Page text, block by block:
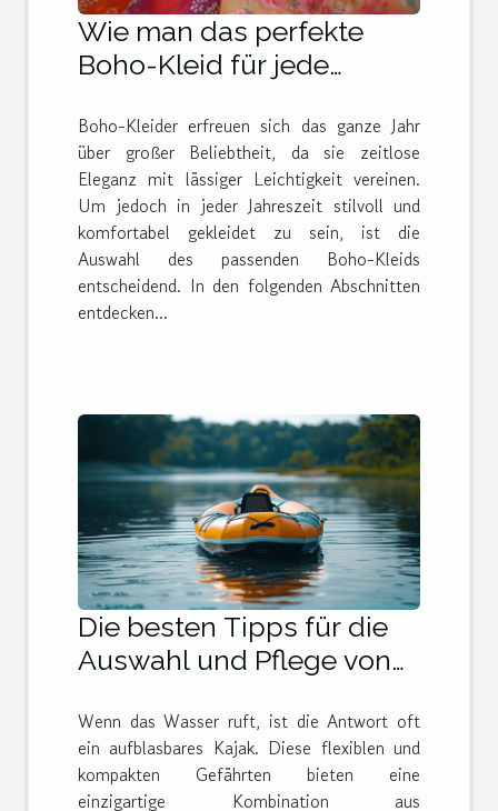
Wie man das perfekte
Boho-Kleid für jede
Boho-Kleider erfreuen sich das ganze Jahr
über großer Beliebtheit, da sie zeitlose
Eleganz mit lässiger Leichtigkeit vereinen.
Um jedoch in jeder Jahreszeit stilvoll und
komfortabel gekleidet zu sein, ist die
Auswahl des passenden Boho-Kleids
entscheidend. In den folgenden Abschnitten
entdecken...
Die besten Tipps für die
Auswahl und Pflege von
Wenn das Wasser ruft, ist die Antwort oft
ein aufblasbares Kajak. Diese flexiblen und
kompakten Gefährten bieten eine
einzigartige Kombination aus